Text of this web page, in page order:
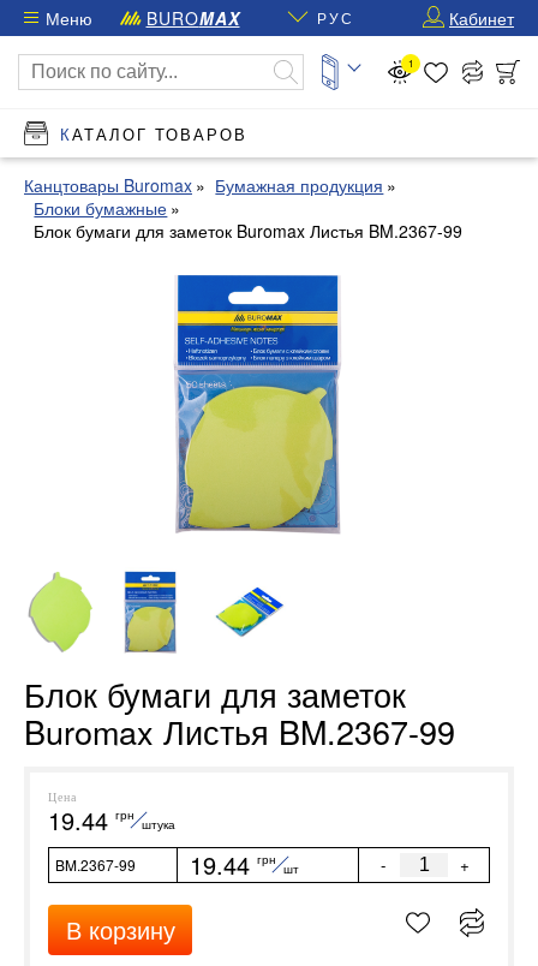
Меню BUROMAX РУС Кабинет
1
КАТАЛОГ ТОВАРОВ
Канцтовары Buromax
Бумажная продукция
Блоки бумажные
Блок бумаги для заметок Buromax Листья BM.2367-99
Блок бумаги для заметок
Buromax Листья BM.2367-99
Цена
19.44 грн
штука
BM.2367-99 19.44 грн
шт - +
В корзину